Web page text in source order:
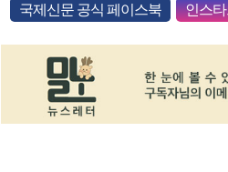
국제신문 공식 페이스북 인스